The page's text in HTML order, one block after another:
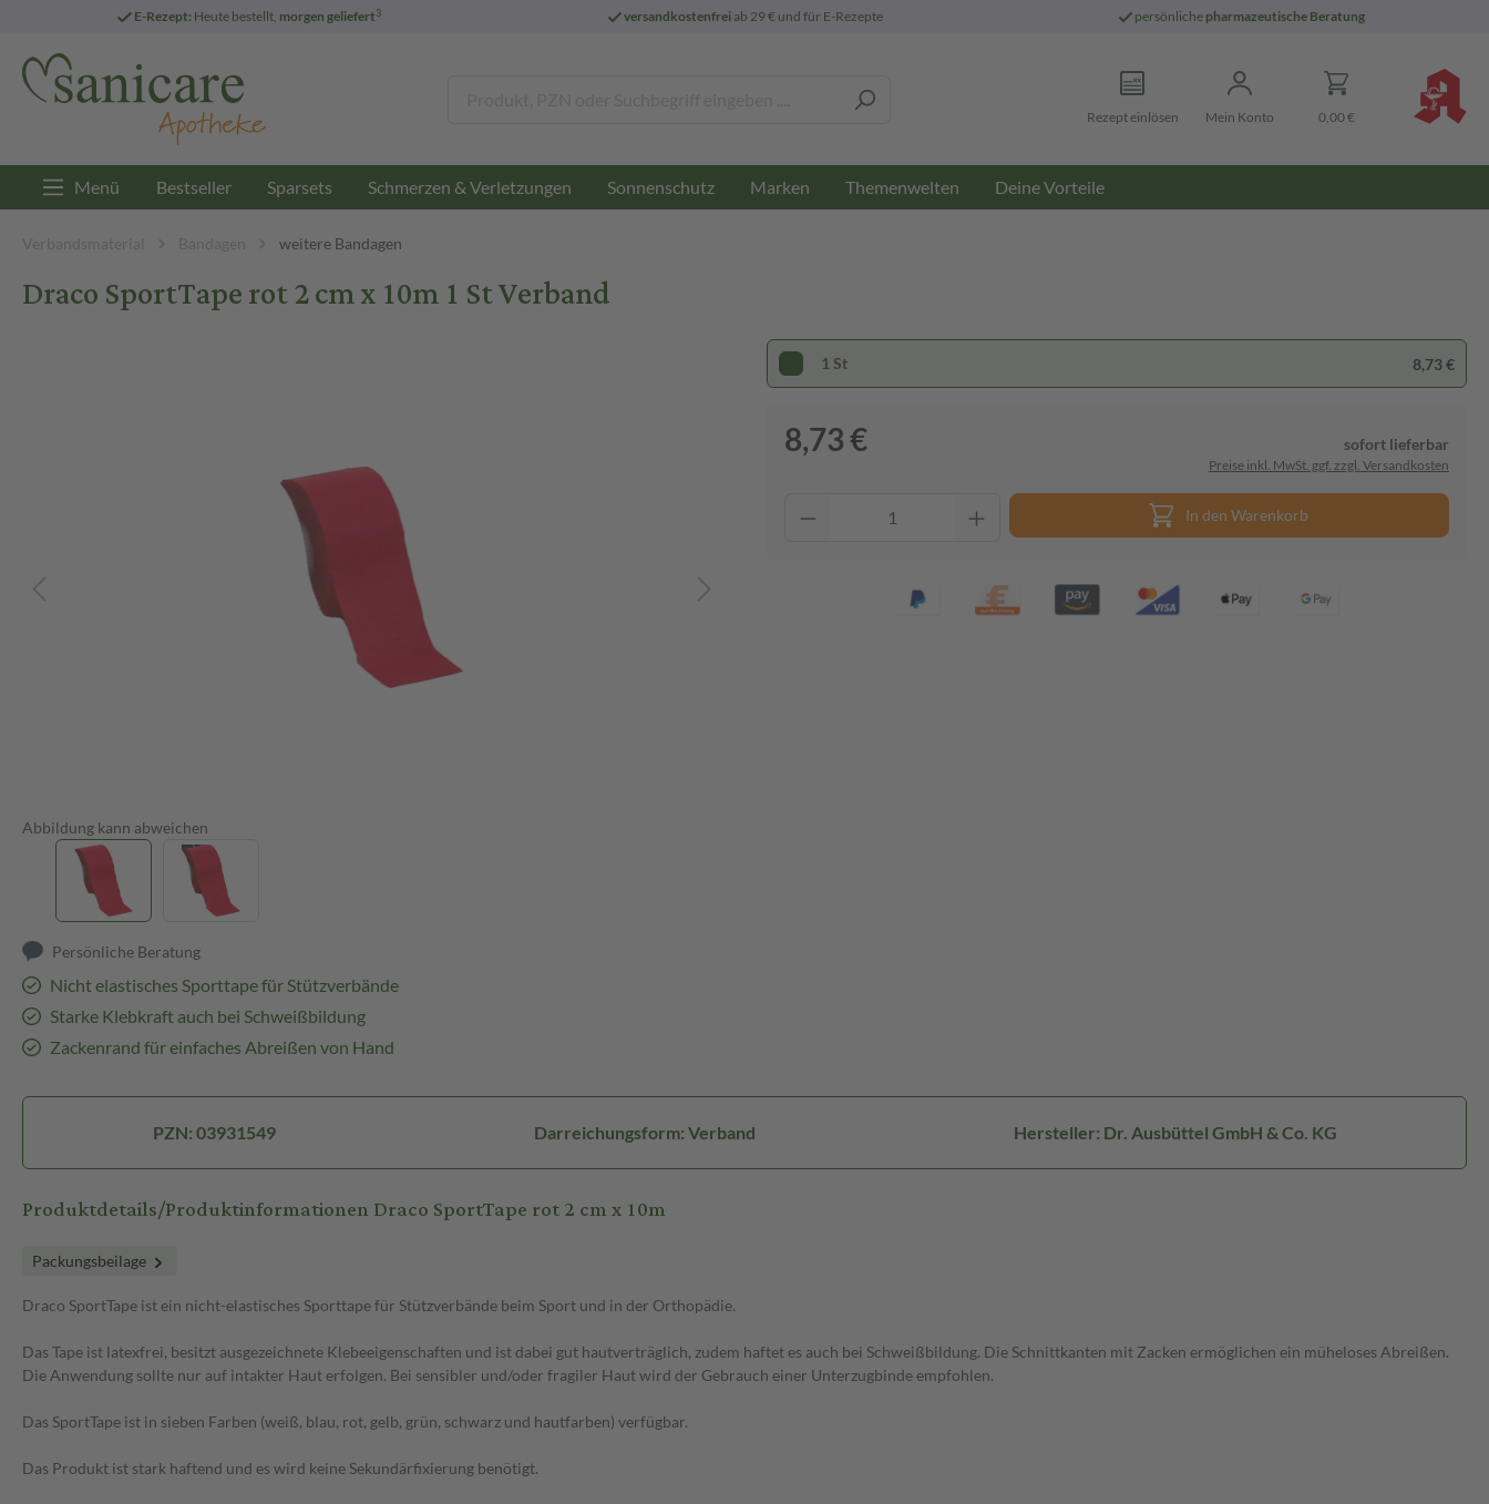
E-Rezept: Heute bestellt, morgen geliefert3 versandkostenfreiab 29 € und für E-Rezepte persönliche pharmazeutische Beratung
Rezept einlösen Mein Konto 0,00 €
Menü Bestseller Sparsets Schmerzen & Verletzungen Sonnenschutz Marken Themenwelten Deine Vorteile
Verbandsmaterial Bandagen weitere Bandagen
Draco SportTape rot 2 cm x 10m 1 St Verband
Abbildung kann abweichen
Persönliche Beratung
Nicht elastisches Sporttape für Stützverbände
Starke Klebkraft auch bei Schweißbildung
Zackenrand für einfaches Abreißen von Hand
1 St 8,73 €
8,73 € sofort lieferbar
Preise inkl. MwSt. ggf. zzgl. Versandkosten
In den Warenkorb
PZN: 03931549 Darreichungsform: Verband Hersteller: Dr. Ausbüttel GmbH & Co. KG
Produktdetails/Produktinformationen Draco SportTape rot 2 cm x 10m
Packungsbeilage
Draco SportTape ist ein nicht-elastisches Sporttape für Stützverbände beim Sport und in der Orthopädie.
Das Tape ist latexfrei, besitzt ausgezeichnete Klebeeigenschaften und ist dabei gut hautverträglich, zudem haftet es auch bei Schweißbildung. Die Schnittkanten mit Zacken ermöglichen ein müheloses Abreißen.
Die Anwendung sollte nur auf intakter Haut erfolgen. Bei sensibler und/oder fragiler Haut wird der Gebrauch einer Unterzugbinde empfohlen.
Das SportTape ist in sieben Farben (weiß, blau, rot, gelb, grün, schwarz und hautfarben) verfügbar.
Das Produkt ist stark haftend und es wird keine Sekundärfixierung benötigt.